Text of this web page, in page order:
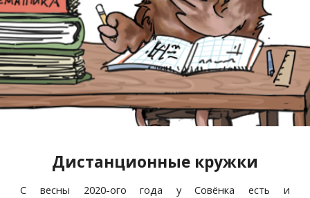
Дистанционные кружки
С весны 2020-ого года у Совёнка есть и